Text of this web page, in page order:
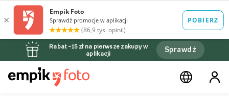
Rabat –15 zł na pierwsze zakupy w
aplikacji
Sprawdź